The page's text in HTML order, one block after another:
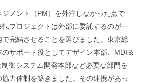
メント（PM）を外注しなかった点で
プロジェクトは外部に委託するのが一
完結させることを選びました。東京総
サポート役としてデザイン本部、MDI＆
御システム開発本部など必要な部門を
力体制を築きました。その連携があっ